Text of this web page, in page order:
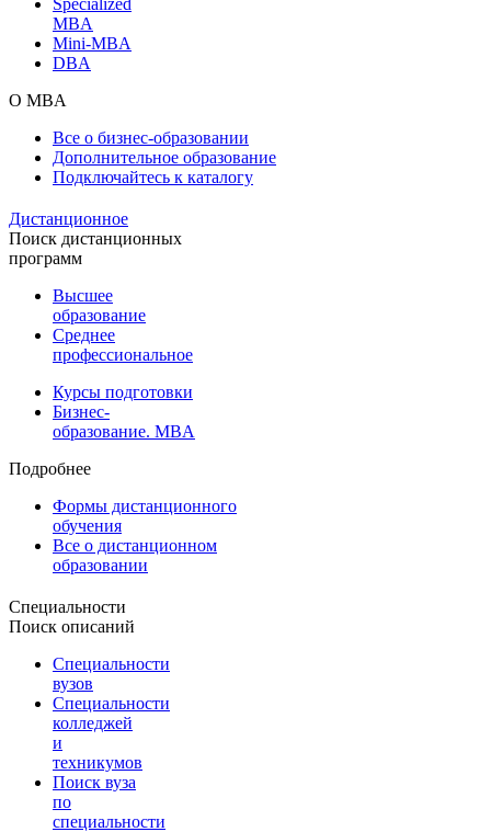
MBA
Mini-MBA
DBA
О MBA
Все о бизнес-образовании
Дополнительное образование
Подключайтесь к каталогу
Дистанционное
Поиск дистанционных
программ
Высшее
образование
Среднее
профессиональное
Курсы подготовки
Бизнес-
образование. MBA
Подробнее
Формы дистанционного
обучения
Все о дистанционном
образовании
Специальности
Поиск описаний
Специальности
вузов
Специальности
колледжей
и
техникумов
Поиск вуза
по
специальности